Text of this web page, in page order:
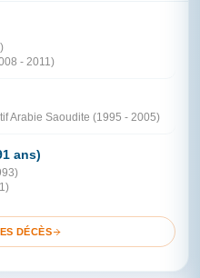
- 2011)
Arabie Saoudite (1995 - 2005)
ans)
DÉCÈS